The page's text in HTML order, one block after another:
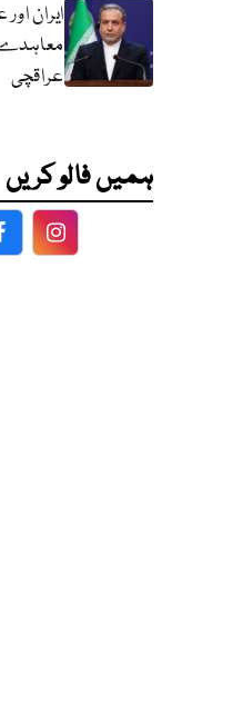
ایران
عراقچی
ہمیں فالو کریں
Facebook